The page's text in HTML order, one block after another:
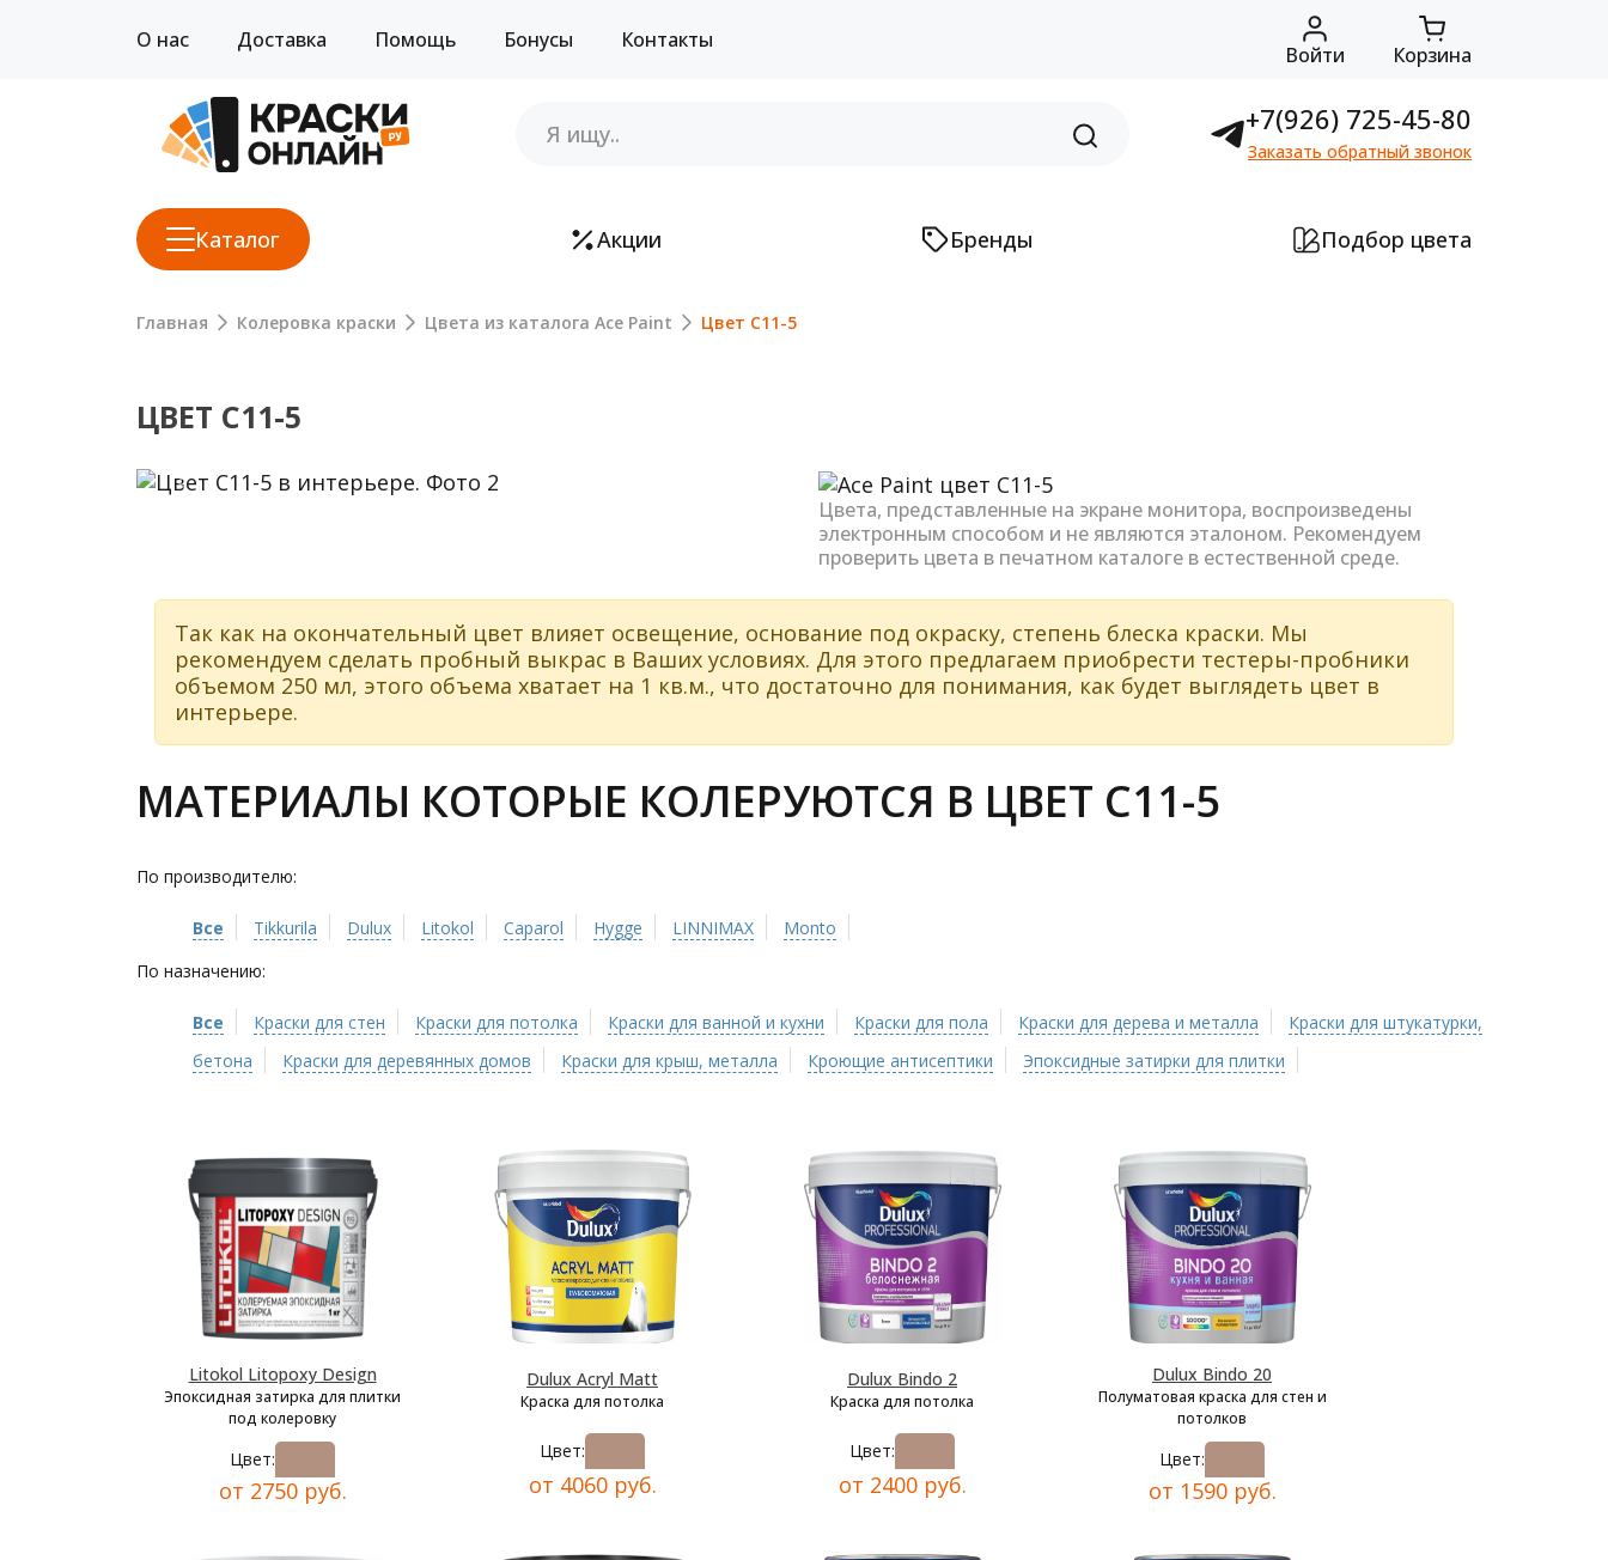
О нас Доставка Помощь Бонусы Контакты
Войти Корзина
+7(926) 725-45-80
Заказать обратный звонок
Каталог Акции Бренды Подбор цвета
Главная Колеровка краски Цвета из каталога Ace Paint Цвет C11-5
ЦВЕТ C11-5
Previous
Цвета, представленные на экране монитора, воспроизведены
электронным способом и не являются эталоном. Рекомендуем
проверить цвета в печатном каталоге в естественной среде.
Так как на окончательный цвет влияет освещение, основание под окраску, степень блеска краски. Мы
рекомендуем сделать пробный выкрас в Ваших условиях. Для этого предлагаем приобрести тестеры-пробники
объемом 250 мл, этого объема хватает на 1 кв.м., что достаточно для понимания, как будет выглядеть цвет в
интерьере.
МАТЕРИАЛЫ КОТОРЫЕ КОЛЕРУЮТСЯ В ЦВЕТ C11-5
По производителю:
Все Tikkurila Dulux Litokol Caparol Hygge LINNIMAX
Monto
По назначению:
Все Краски для стен Краски для потолка Краски для ванной и кухни Краски для пола Краски для дерева и металла
Краски для штукатурки,
бетона
Краски для деревянных домов Краски для крыш, металла Кроющие антисептики Эпоксидные затирки для плитки
Litokol Litopoxy Design
Эпоксидная затирка для плитки
под колеровку
Цвет:
от 2750 руб.
Dulux Acryl Matt
Краска для потолка
Цвет:
от 4060 руб.
Dulux Bindo 2
Краска для потолка
Цвет:
от 2400 руб.
Dulux Bindo 20
Полуматовая краска для стен и
потолков
Цвет:
от 1590 руб.